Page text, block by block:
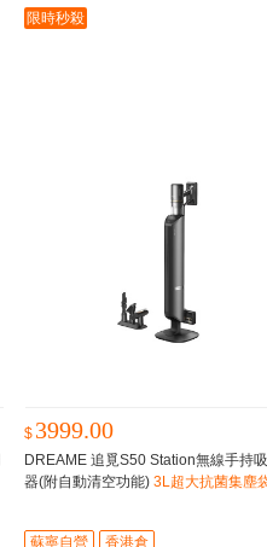
限時秒殺
$ 3999.00
DREAME 追覓S50 Station無線手持
器(附自動清空功能) 3L超大抗菌集塵
蘇寧自營 香港倉